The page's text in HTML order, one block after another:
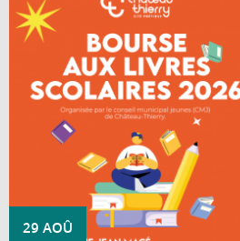
29 AOÛ
Le Conseil Municipal Jeunes de Château-
Thierry organise une bourse aux livres
scolaires à destination des lycéens.